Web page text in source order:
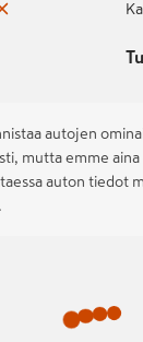
autojen
mutta emme aina
auton tiedot